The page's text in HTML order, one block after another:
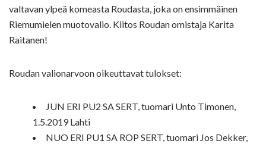
valtavan ylpeä komeasta Roudasta, joka on ensimmäinen
Riemumielen muotovalio. Kiitos Roudan omistaja Karita
Raitanen!
Roudan valionarvoon oikeuttavat tulokset:
JUN ERI PU2 SA SERT, tuomari Unto Timonen,
1.5.2019 Lahti
NUO ERI PU1 SA ROP SERT, tuomari Jos Dekker,